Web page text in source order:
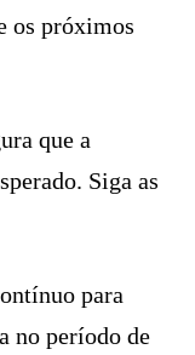
os próximos
que a
Siga as
para
no período de